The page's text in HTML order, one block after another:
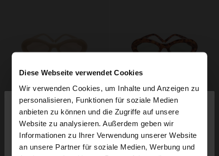
Diese Webseite verwendet Cookies
Wir verwenden Cookies, um Inhalte und Anzeigen zu
personalisieren, Funktionen für soziale Medien
anbieten zu können und die Zugriffe auf unsere
Website zu analysieren. Außerdem geben wir
Informationen zu Ihrer Verwendung unserer Website
an unsere Partner für soziale Medien, Werbung und
hallo
Sie greifen von Deutschland auf die Website zu.
Möchten Sie unsere United States Website